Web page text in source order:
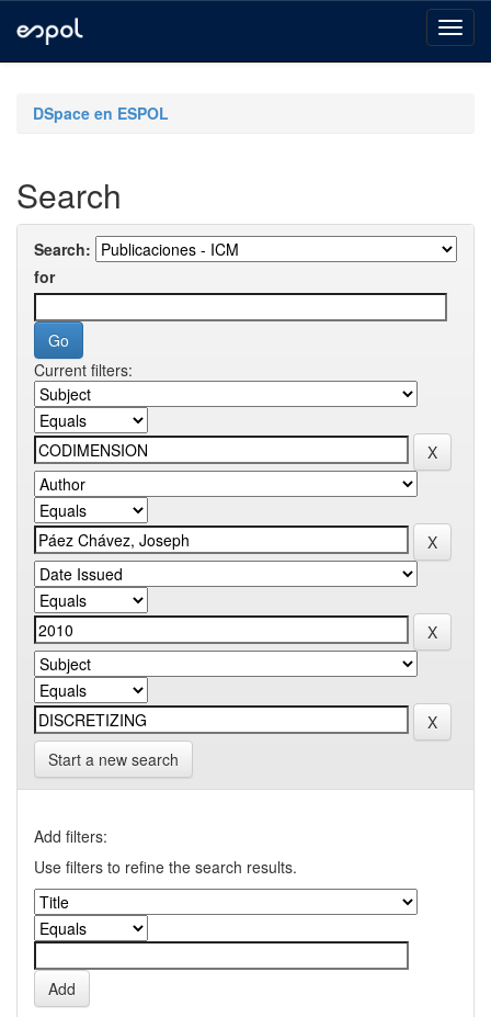
navigationDSpace en ESPOL
Search
Search:
for
Current filters:
Start a new search
Add filters:
Use filters to refine the search results.